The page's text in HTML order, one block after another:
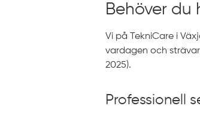
Behöver du
Vi på TekniCare i
vardagen och
2025).
Professionell